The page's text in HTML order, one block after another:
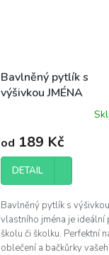
Bavlněný pytlík s
výšivkou JMÉNA
od 189 Kč
DETAIL
Bavlněný pytlík s výšivkou
vlastního jména je ideální
školu či školku. Perfektní
oblečení a bačkůrky